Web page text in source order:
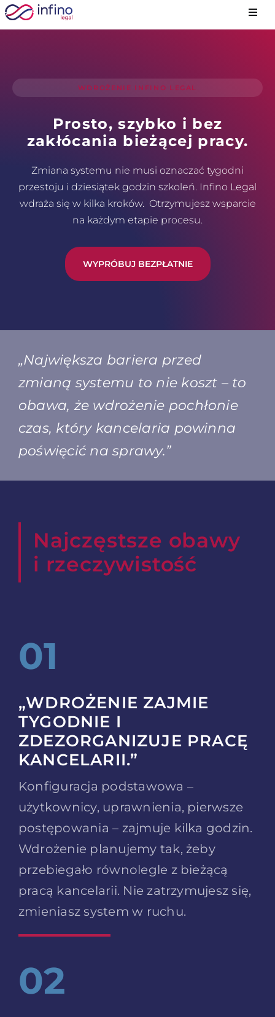
Przejdź
do
WDROŻENIE INFINO LEGAL
Prosto, szybko i bez
zakłócania bieżącej pracy.
Zmiana systemu nie musi oznaczać tygodni
przestoju i dziesiątek godzin szkoleń. Infino Legal
wdraża się w kilka kroków. Otrzymujesz wsparcie
na każdym etapie procesu.
WYPRÓBUJ BEZPŁATNIE
„Największa bariera przed
zmianą systemu to nie koszt – to
obawa, że wdrożenie pochłonie
czas, który kancelaria powinna
poświęcić na sprawy.”
Najczęstsze obawy
i rzeczywistość
01
„WDROŻENIE ZAJMIE
TYGODNIE I
ZDEZORGANIZUJE PRACĘ
KANCELARII.”
Konfiguracja podstawowa –
użytkownicy, uprawnienia, pierwsze
postępowania – zajmuje kilka godzin.
Wdrożenie planujemy tak, żeby
przebiegało równolegle z bieżącą
pracą kancelarii. Nie zatrzymujesz się,
zmieniasz system w ruchu.
02